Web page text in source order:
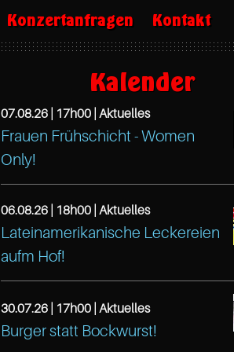
Konzertanfragen Kontakt
Kalender
07.08.26 | 17h00 | Aktuelles
Frauen Frühschicht - Women
Only!
https://www.facebook.com/
Café
Altona
Gaußstr.
25
22765
Hamburg
06.08.26 | 18h00 | Aktuelles
Lateinamerikanische Leckereien
aufm Hof!
https://www.facebook.com/
Café
Altona
Gaußstr.
30.07.26 | 17h00 | Aktuelles
Burger statt Bockwurst!
https://www.facebook.com/